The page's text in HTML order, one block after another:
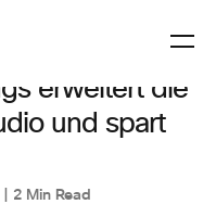
erweitert die
und spart
2 Min Read